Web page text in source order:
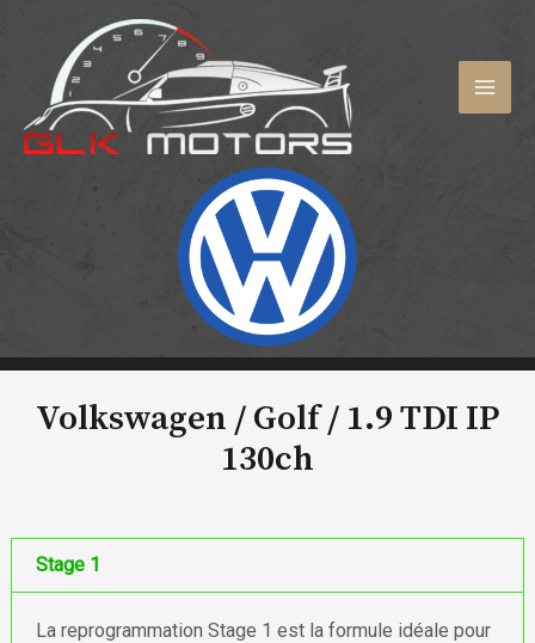
contenu
Volkswagen / Golf / 1.9 TDI IP
130ch
Stage 1
La reprogrammation Stage 1 est la formule idéale pour